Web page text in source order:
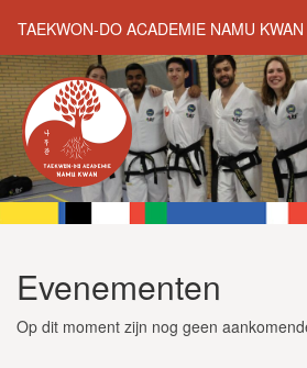
TAEKWON-DO ACADEMIE NAMU KWAN
HOME
OVER NAMU KWAN
WAT IS TAEKWONDO?
INFORMATIE
WEBSHOP
Evenementen
Op dit moment zijn nog geen